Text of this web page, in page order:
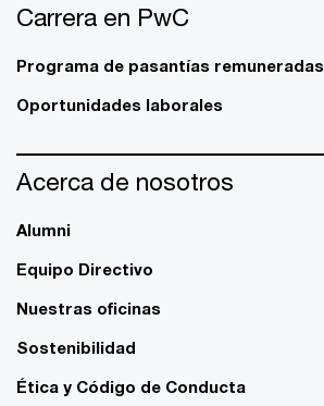
Carrera en PwC
Programa de pasantías remuneradas
Oportunidades laborales
Acerca de nosotros
Alumni
Equipo Directivo
Nuestras oficinas
Sostenibilidad
Ética y Código de Conducta